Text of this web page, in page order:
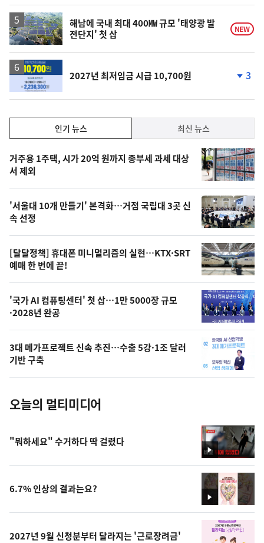
락
해남에 국내 최대 400㎿ 규모 '태양광 발
전단지' 첫 삽
NEW
2027년 최저임금 시급 10,700원
락
3
기,
최
신,
오
늘
의
영
상
오
늘
사
진
인기 뉴스 최신 뉴스
기
뉴
스
거주용 1주택, 시가 20억 원까지 종부세 과세 대상
서 제외
'서울대 10개 만들기' 본격화…거점 국립대 3곳 신
속 선정
[달달정책] 휴대폰 미니멀리즘의 실현…KTX·SRT
예매 한 번에 끝!
'국가 AI 컴퓨팅센터' 첫 삽…1만 5000장 규모
·2028년 완공
3대 메가프로젝트 신속 추진…수출 5강·1조 달러
기반 구축
오늘의 멀티미디어
영
상
"뭐하세요" 수거하다 딱 걸렸다
영
상
6.7% 인상의 결과는요?
2027년 9월 신청분부터 달라지는 '근로장려금'